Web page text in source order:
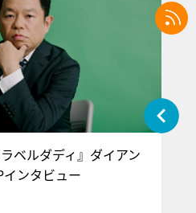
ラベルダディ』ダイアン
インタビュー